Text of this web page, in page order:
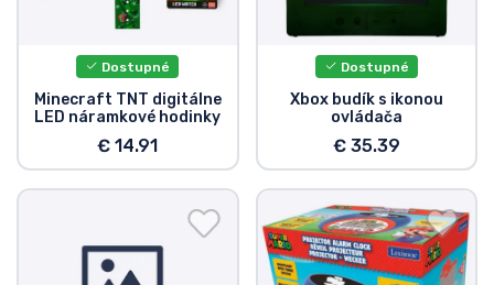
Dostupné
Minecraft TNT digitálne
LED náramkové hodinky
€ 14.91
Dostupné
Xbox budík s ikonou
ovládača
€ 35.39